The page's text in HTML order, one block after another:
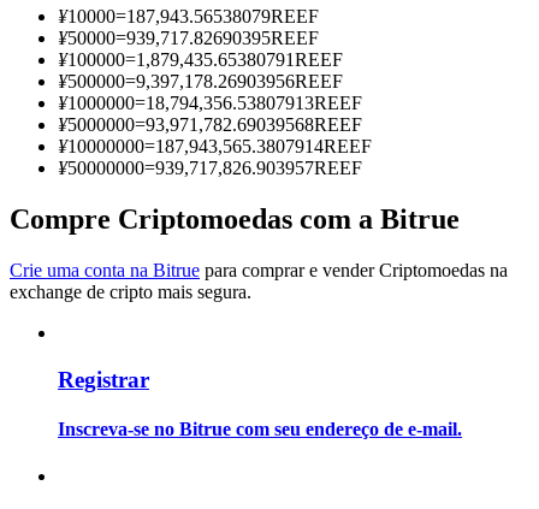
Desfrute da partilha de lucros e comissões de copy trading
Análise de big data, incluindo informações comerciais, etc.
¥10000=187,943.56538079REEF
¥50000=939,717.82690395REEF
¥100000=1,879,435.65380791REEF
¥500000=9,397,178.26903956REEF
¥1000000=18,794,356.53807913REEF
¥5000000=93,971,782.69039568REEF
¥10000000=187,943,565.3807914REEF
¥50000000=939,717,826.903957REEF
Compre Criptomoedas com a Bitrue
Crie uma conta na Bitrue para comprar e vender Criptomoedas na
exchange de cripto mais segura.
Registrar
Inscreva-se no Bitrue com seu endereço de e-mail.